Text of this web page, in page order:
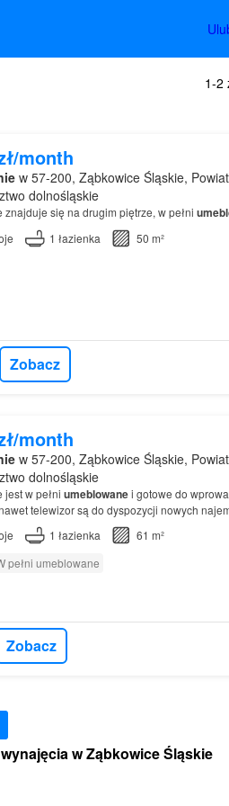
1-2
month
w 57-200, Ząbkowice Śląskie,
dolnośląskie
znajduje się na drugim piętrze, w pełni
1 łazienka 50 m²
Zobacz
month
w 57-200, Ząbkowice Śląskie,
dolnośląskie
jest w pełni umeblowanei gotowe do
telewizor są do dyspozycji nowych
1 łazienka
61 m²
pełni umeblowane
Zobacz
w Ząbkowice Śląskie